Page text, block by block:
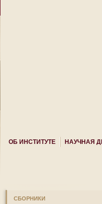
ОБ ИНСТИТУТЕ НАУЧНАЯ
СБОРНИКИ